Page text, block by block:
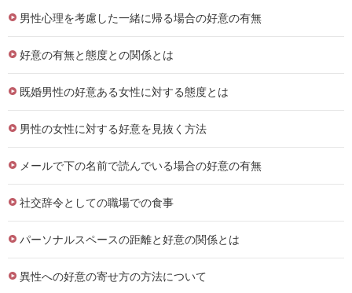
男性心理を考慮した一緒に帰る場合の好意の有無
好意の有無と態度との関係とは
既婚男性の好意ある女性に対する態度とは
男性の女性に対する好意を見抜く方法
メールで下の名前で読んでいる場合の好意の有無
社交辞令としての職場での食事
パーソナルスペースの距離と好意の関係とは
異性への好意の寄せ方の方法について